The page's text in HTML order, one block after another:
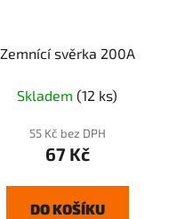
Zemnící svěrka 200A
Skladem (12 ks)
55 Kč bez DPH
67 Kč
DO KOŠÍKU